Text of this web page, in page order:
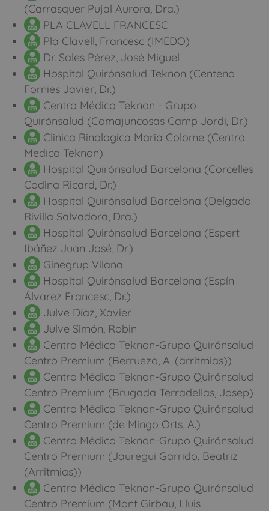
(Carrasquer Pujal Aurora, Dra.)
PLA CLAVELL FRANCESC
Pla Clavell, Francesc (IMEDO)
Dr. Sales Pérez, José Miguel
Hospital Quirónsalud Teknon (Centeno
Fornies Javier, Dr.)
Centro Médico Teknon - Grupo
Quirónsalud (Comajuncosas Camp Jordi, Dr.)
Clinica Rinologica Maria Colome (Centro
Medico Teknon)
Hospital Quirónsalud Barcelona (Corcelles
Codina Ricard, Dr.)
Hospital Quirónsalud Barcelona (Delgado
Rivilla Salvadora, Dra.)
Hospital Quirónsalud Barcelona (Espert
Ibáñez Juan José, Dr.)
Ginegrup Vilana
Hospital Quirónsalud Barcelona (Espín
Álvarez Francesc, Dr.)
Julve Díaz, Xavier
Julve Simón, Robin
Centro Médico Teknon-Grupo Quirónsalud
Centro Premium (Berruezo, A. (arritmias))
Centro Médico Teknon-Grupo Quirónsalud
Centro Premium (Brugada Terradellas, Josep)
Centro Médico Teknon-Grupo Quirónsalud
Centro Premium (de Mingo Orts, A.)
Centro Médico Teknon-Grupo Quirónsalud
Centro Premium (Jauregui Garrido, Beatriz
(Arritmias))
Centro Médico Teknon-Grupo Quirónsalud
Centro Premium (Mont Girbau, Lluis